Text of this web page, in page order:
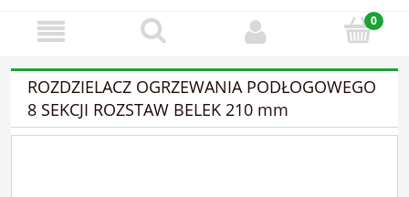
ROZDZIELACZ OGRZEWANIA PODŁOGOWEGO
8 SEKCJI ROZSTAW BELEK 210 mm